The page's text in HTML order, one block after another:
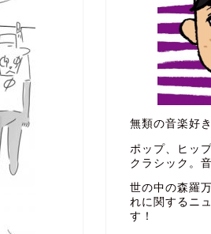
無類の音楽好き
ポップ、ヒッ
クラシック。
世の中の森羅
れに関するニ
す！